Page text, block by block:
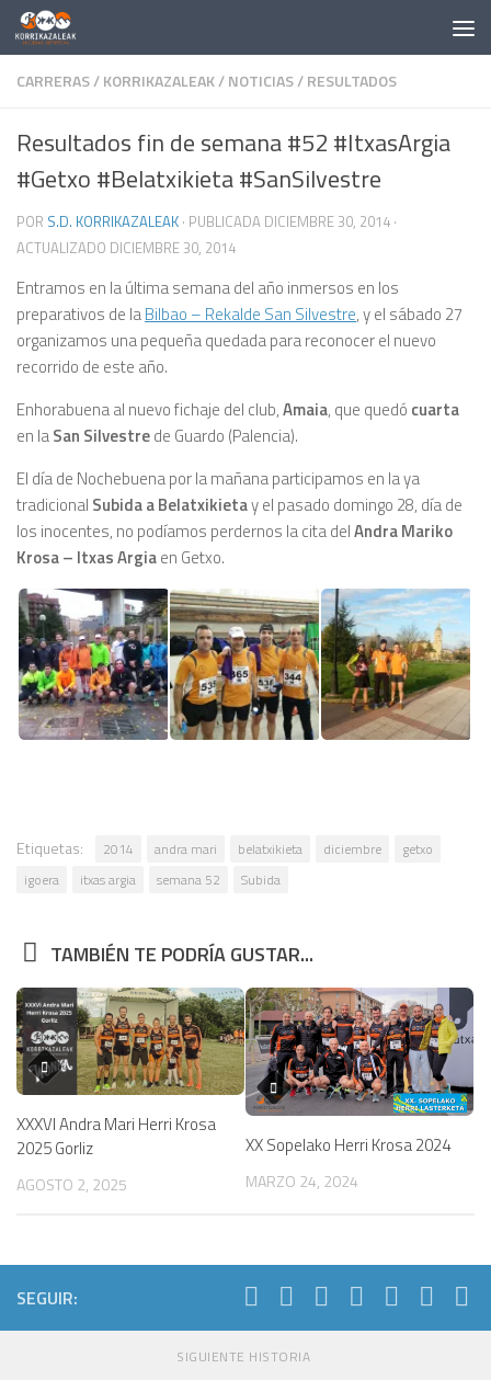
Saltar al contenido
CARRERAS/KORRIKAZALEAK/NOTICIAS/RESULTADOS
Resultados fin de semana #52 #ItxasArgia
#Getxo #Belatxikieta #SanSilvestre
POR S.D. KORRIKAZALEAK · PUBLICADA DICIEMBRE 30, 2014 ·
ACTUALIZADO DICIEMBRE 30, 2014
Entramos en la última semana del año inmersos en los
preparativos de laBilbao – Rekalde San Silvestre, y el sábado 27
organizamos una pequeña quedada para reconocer el nuevo
recorrido de este año.
Enhorabuena al nuevo fichaje del club,Amaia, que quedó cuarta
en laSan Silvestrede Guardo (Palencia).
El día de Nochebuena por la mañana participamos en la ya
tradicional Subida a Belatxikietay el pasado domingo 28, día de
los inocentes, no podíamos perdernos la cita delAndra Mariko
Krosa – Itxas Argiaen Getxo.
Etiquetas: 2014 andra mari belatxikieta diciembre
getxo
igoera
itxas argia semana 52 Subida
TAMBIÉN TE PODRÍA GUSTAR...
XXXVI Andra Mari Herri Krosa
2025 Gorliz
AGOSTO 2, 2025
XX Sopelako Herri Krosa 2024
MARZO 24, 2024
SEGUIR:
SIGUIENTE HISTORIA